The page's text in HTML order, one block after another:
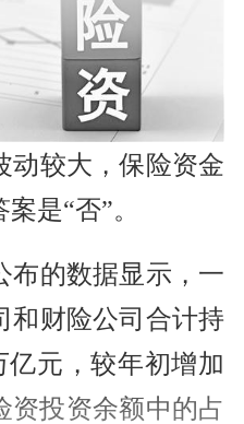
动较大，保险资金
是“否”。
布的数据显示，一
和财险公司合计持
亿元，较年初增加
资投资余额中的占